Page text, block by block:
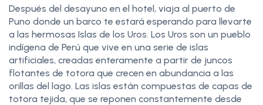
Después del desayuno en el hotel, viaja al puerto de
Puno donde un barco te estará esperando para llevarte
a las hermosas Islas de los Uros. Los Uros son un pueblo
indígena de Perú que vive en una serie de islas
artificiales, creadas enteramente a partir de juncos
flotantes de totora que crecen en abundancia a las
orillas del lago. Las islas están compuestas de capas de
totora tejida, que se reponen constantemente desde